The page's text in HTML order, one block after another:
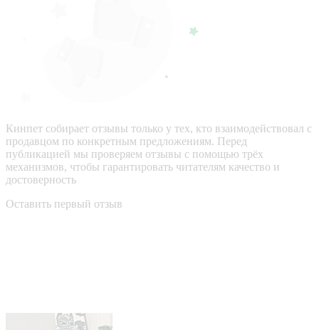
Кинпет собирает отзывы только у тех, кто взаимодействовал с
продавцом по конкретным предложениям. Перед
публикацией мы проверяем отзывы с помощью трёх
механизмов, чтобы гарантировать читателям качество и
достоверность
Оставить первый отзыв